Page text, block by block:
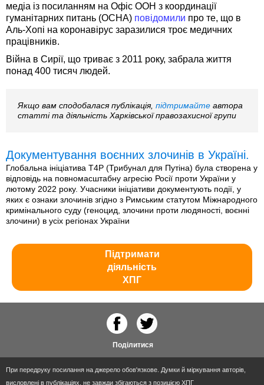
медіа із посиланням на Офіс ООН з координації
гуманітарних питань (ОСНА) повідомили про те, що в
Аль-Хопі на коронавірус заразилися троє медичних
працівників.
Війна в Сирії, що триває з 2011 року, забрала життя
понад 400 тисяч людей.
Якщо вам сподобалася публікація, підтримайте автора
статті та діяльність Харківської правозахисної групи
Документування воєнних злочинів в Україні.
Глобальна ініціатива T4P (Трибунал для Путіна) була створена у
відповідь на повномасштабну агресію Росії проти України у
лютому 2022 року. Учасники ініціативи документують події, у
яких є ознаки злочинів згідно з Римським статутом Міжнародного
кримінального суду (геноцид, злочини проти людяності, воєнні
злочини) в усіх регіонах України
Підтримати
діяльність
ХПГ
Поділитися
При передруку посилання на джерело обов'язкове. Думки й міркування авторів,
висловлені в публікаціях, не завжди збігаються з позицією ХПГ